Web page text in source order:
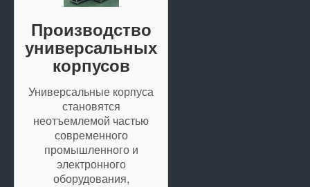
Производство
универсальных
корпусов
Универсальные корпуса
становятся
неотъемлемой частью
современного
промышленного и
электронного
оборудования,